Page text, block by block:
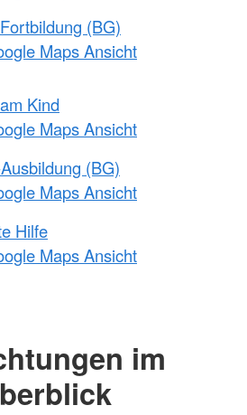
(BG)
Maps Ansicht
Kind
Maps Ansicht
(BG)
Maps Ansicht
Hilfe
Maps Ansicht
im